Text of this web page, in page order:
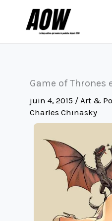
Game of Thrones
juin 4, 2015 / Art &
Charles Chinasky